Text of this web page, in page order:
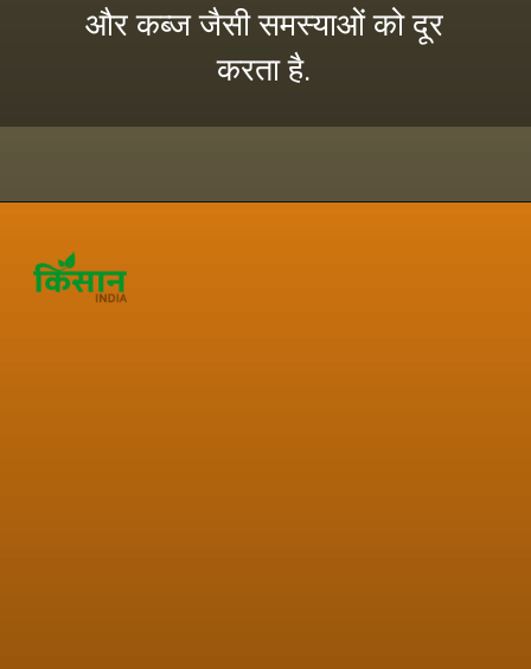
और कब्ज जैसी समस्याओं को दूर
करता है.